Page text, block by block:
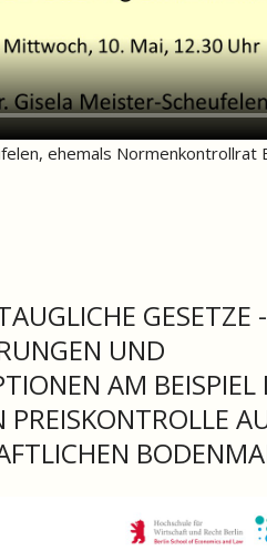
ehemals
GESETZE -
UND
AM BEISPIEL
PREISKONTROLLE